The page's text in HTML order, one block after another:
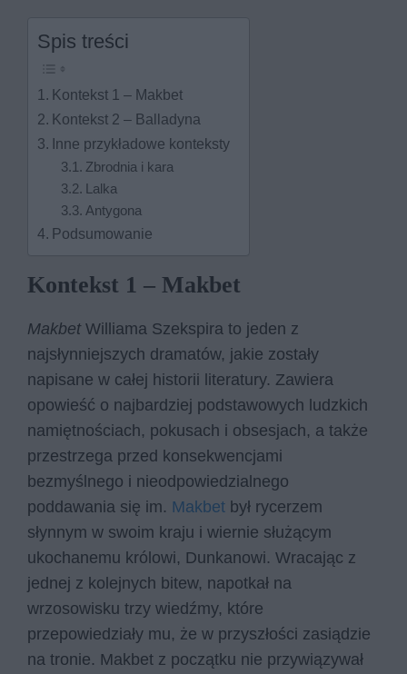
Spis treści
Kontekst 1 – Makbet
Kontekst 2 – Balladyna
Inne przykładowe konteksty
Zbrodnia i kara
Lalka
Antygona
Podsumowanie
Kontekst 1 – Makbet
MakbetWilliama Szekspira to jeden z
najsłynniejszych dramatów, jakie zostały
napisane w całej historii literatury. Zawiera
opowieść o najbardziej podstawowych ludzkich
namiętnościach, pokusach i obsesjach, a także
przestrzega przed konsekwencjami
bezmyślnego i nieodpowiedzialnego
poddawania się im. Makbet był rycerzem
słynnym w swoim kraju i wiernie służącym
ukochanemu królowi, Dunkanowi. Wracając z
jednej z kolejnych bitew, napotkał na
wrzosowisku trzy wiedźmy, które
przepowiedziały mu, że w przyszłości zasiądzie
na tronie. Makbet z początku nie przywiązywał